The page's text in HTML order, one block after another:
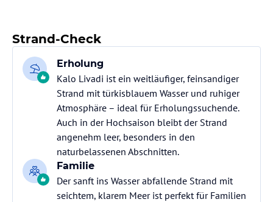
Strand-Check
Erholung
Kalo Livadi ist ein weitläufiger, feinsandiger
Strand mit türkisblauem Wasser und ruhiger
Atmosphäre – ideal für Erholungssuchende.
Auch in der Hochsaison bleibt der Strand
angenehm leer, besonders in den
naturbelassenen Abschnitten.
Familie
Der sanft ins Wasser abfallende Strand mit
seichtem, klarem Meer ist perfekt für Familien